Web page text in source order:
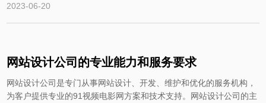
2023-06-20
网站设计公司的专业能力和服务要求
网站设计公司是专门从事网站设计、开发、维护和优化的服务机构，
为客户提供专业的91视频电影网方案和技术支持。网站设计公司的主